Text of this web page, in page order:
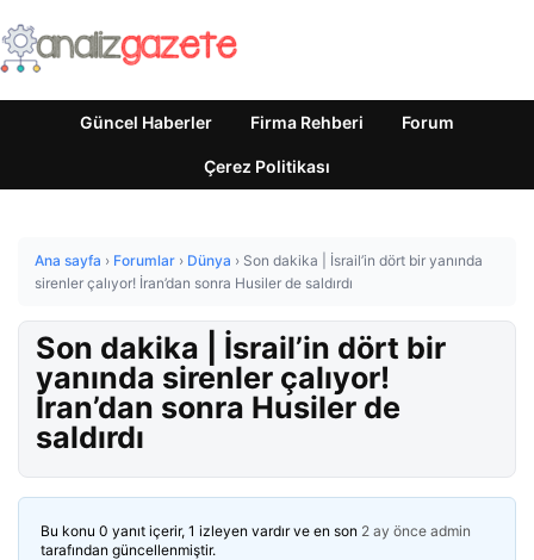
Güncel Haberler Firma Rehberi Forum
Çerez Politikası
Ana sayfa › Forumlar › Dünya › Son dakika | İsrail’in dört bir yanında
sirenler çalıyor! İran’dan sonra Husiler de saldırdı
Son dakika | İsrail’in dört bir
yanında sirenler çalıyor!
İran’dan sonra Husiler de
saldırdı
Bu konu 0 yanıt içerir, 1 izleyen vardır ve en son 2 ay önce admin
tarafından güncellenmiştir.